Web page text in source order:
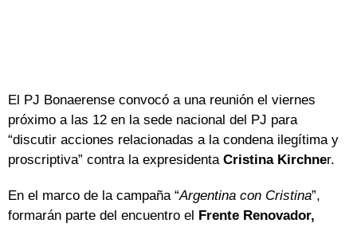
El PJ Bonaerense convocó a una reunión el viernes
próximo a las 12 en la sede nacional del PJ para
“discutir acciones relacionadas a la condena ilegítima y
proscriptiva” contra la expresidenta Cristina Kirchner.
En el marco de la campaña “Argentina con Cristina”,
formarán parte del encuentro el Frente Renovador,